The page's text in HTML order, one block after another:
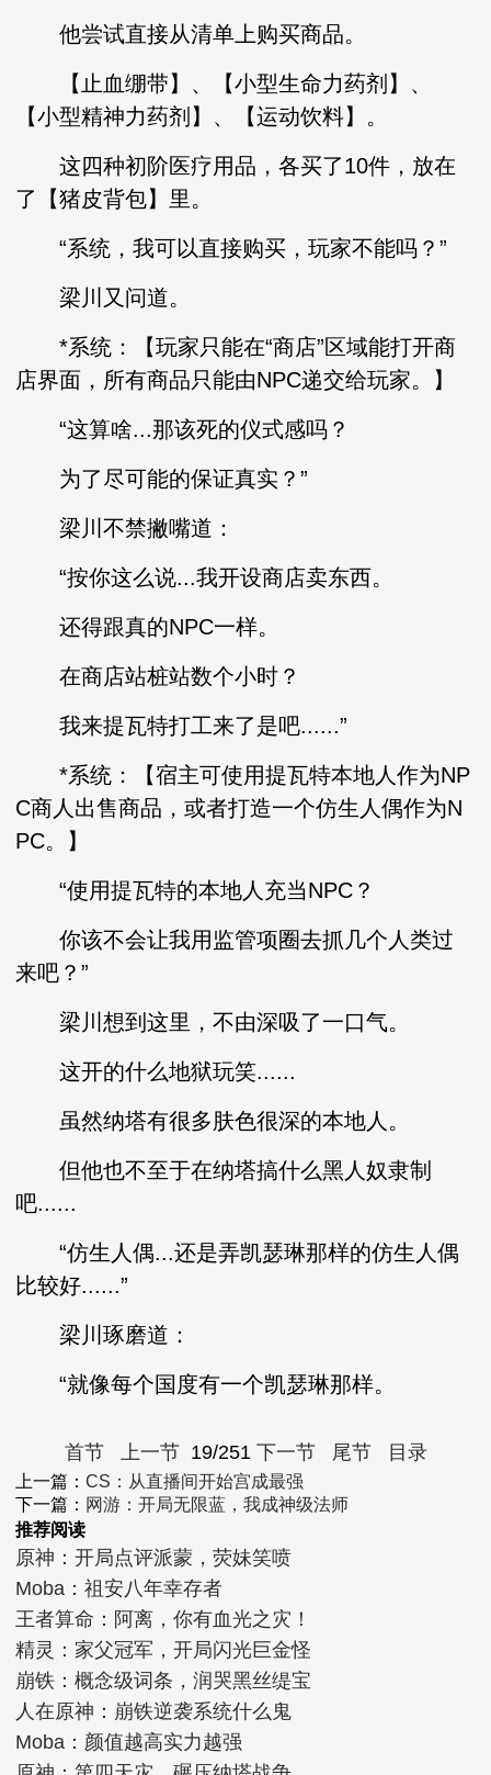
他尝试直接从清单上购买商品。
【止血绷带】、【小型生命力药剂】、
【小型精神力药剂】、【运动饮料】。
这四种初阶医疗用品，各买了10件，放在
了【猪皮背包】里。
“系统，我可以直接购买，玩家不能吗？”
梁川又问道。
*系统：【玩家只能在“商店”区域能打开商
店界面，所有商品只能由NPC递交给玩家。】
“这算啥...那该死的仪式感吗？
为了尽可能的保证真实？”
梁川不禁撇嘴道：
“按你这么说...我开设商店卖东西。
还得跟真的NPC一样。
在商店站桩站数个小时？
我来提瓦特打工来了是吧......”
*系统：【宿主可使用提瓦特本地人作为NP
C商人出售商品，或者打造一个仿生人偶作为N
PC。】
“使用提瓦特的本地人充当NPC？
你该不会让我用监管项圈去抓几个人类过
来吧？”
梁川想到这里，不由深吸了一口气。
这开的什么地狱玩笑......
虽然纳塔有很多肤色很深的本地人。
但他也不至于在纳塔搞什么黑人奴隶制
吧......
“仿生人偶...还是弄凯瑟琳那样的仿生人偶
比较好......”
梁川琢磨道：
“就像每个国度有一个凯瑟琳那样。
首节 上一节 19/251 下一节 尾节 目录
上一篇：CS：从直播间开始宫成最强
下一篇： 网游：开局无限蓝，我成神级法师
推荐阅读
原神：开局点评派蒙，荧妹笑喷
Moba：祖安八年幸存者
王者算命：阿离，你有血光之灾！
精灵：家父冠军，开局闪光巨金怪
崩铁：概念级词条，润哭黑丝缇宝
人在原神：崩铁逆袭系统什么鬼
Moba：颜值越高实力越强